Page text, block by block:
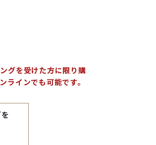
グを受けた方に限り購
ラインでも可能です。